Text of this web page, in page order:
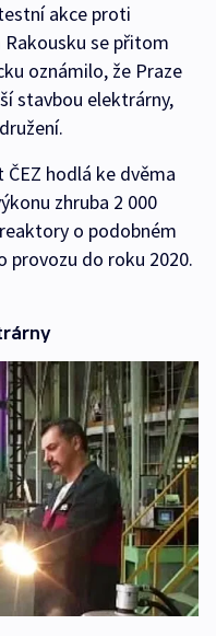
akce proti
se přitom
oznámilo, že Praze
stavbou elektrárny,
hodlá ke dvěma
zhruba 2 000
o podobném
provozu do roku 2020.